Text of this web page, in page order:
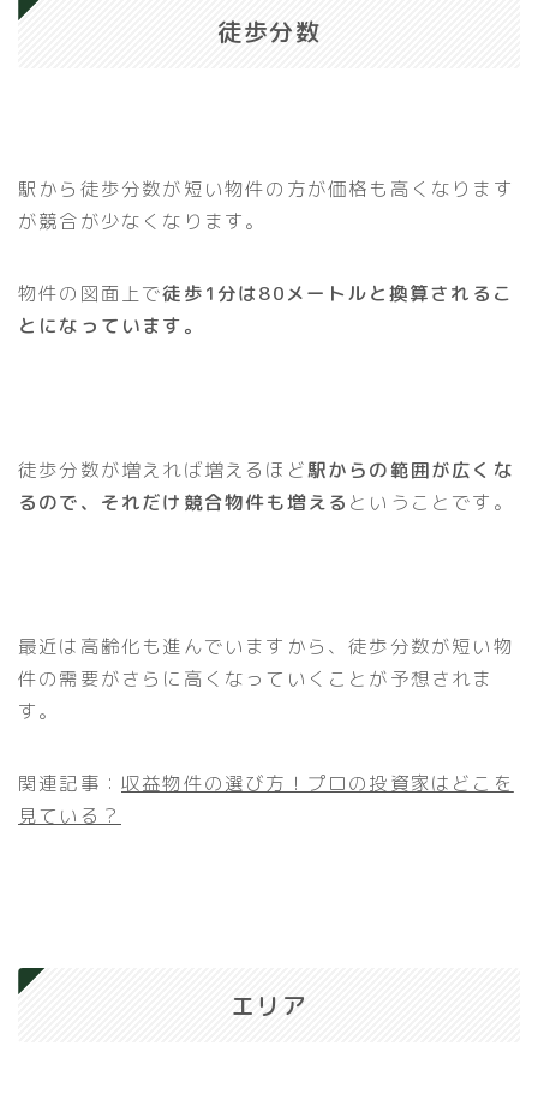
徒歩分数
駅から徒歩分数が短い物件の方が価格も高くなります
が競合が少なくなります。
物件の図面上で徒歩1分は80メートルと換算されるこ
とになっています。
徒歩分数が増えれば増えるほど駅からの範囲が広くな
るので、それだけ競合物件も増える ということです。
最近は高齢化も進んでいますから、徒歩分数が短い物
件の需要がさらに高くなっていくことが予想されま
す。
関連記事： 収益物件の選び方！プロの投資家はどこを
見ている？
エリア